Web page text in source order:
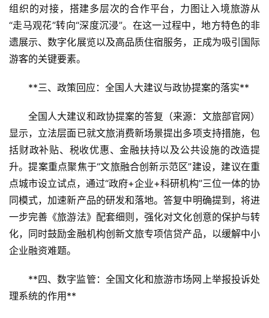
组织的对接，搭建多层次的合作平台，力图让入境旅游从
“走马观花”转向“深度沉浸”。在这一过程中，地方特色的非
遗展示、数字化展览以及高品质住宿服务，正成为吸引国际
游客的关键要素。
**三、政策回应：全国人大建议与政协提案的落实**
全国人大建议和政协提案的答复（来源：文旅部官网）
显示，立法层面已就文旅消费新场景提出多项支持措施，包
括财政补贴、税收优惠、金融扶持以及公共设施的改造提
升。提案重点聚焦于“文旅融合创新示范区”建设，建议在重
点城市设立试点，通过“政府+企业+科研机构”三位一体的协
同模式，加速新产品的研发和落地。答复中明确提到，将进
一步完善《旅游法》配套细则，强化对文化创意的保护与转
化，同时鼓励金融机构创新文旅专项信贷产品，以缓解中小
企业融资难题。
**四、数字监管：全国文化和旅游市场网上举报投诉处
理系统的作用**